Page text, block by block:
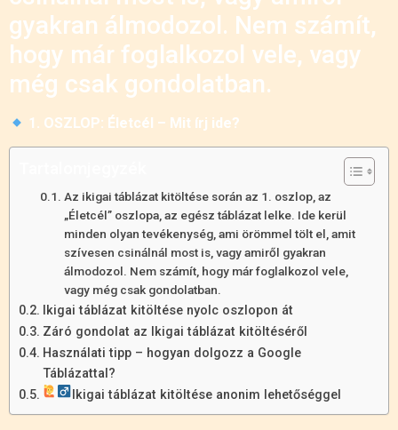
gyakran álmodozol. Nem számít,
hogy már foglalkozol vele, vagy
még csak gondolatban.
1. OSZLOP: Életcél – Mit írj ide?
Az ikigai táblázat kitöltése során az 1. oszlop, az
„Életcél” oszlopa, az egész táblázat lelke. Ide kerül
minden olyan tevékenység, ami örömmel tölt el, amit
szívesen csinálnál most is, vagy amiről gyakran
álmodozol. Nem számít, hogy már foglalkozol vele,
vagy még csak gondolatban.
Ikigai táblázat kitöltése nyolc oszlopon át
Záró gondolat az Ikigai táblázat kitöltéséről
Használati tipp – hogyan dolgozz a Google
Táblázattal?
Ikigai táblázat kitöltése anonim lehetőséggel